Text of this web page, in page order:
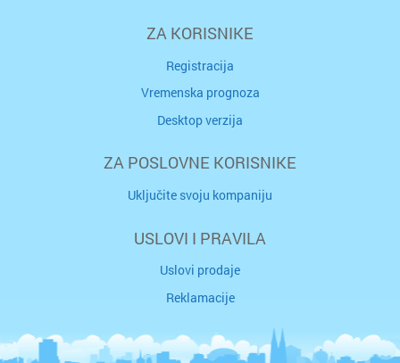
ZA KORISNIKE
Registracija
Vremenska prognoza
Desktop verzija
ZA POSLOVNE KORISNIKE
Uključite svoju kompaniju
USLOVI I PRAVILA
Uslovi prodaje
Reklamacije